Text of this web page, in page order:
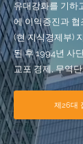
유대강화를 기하
에 이익증진과 협
(현 지식경제부)
된 후 1994년 사
교포 경제, 무역
제26대